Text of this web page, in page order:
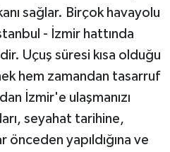
sağlar. Birçok havayolu
- İzmir hattında
Uçuş süresi kısa olduğu
hem zamandan tasarruf
İzmir'e ulaşmanızı
seyahat tarihine,
yapıldığına ve